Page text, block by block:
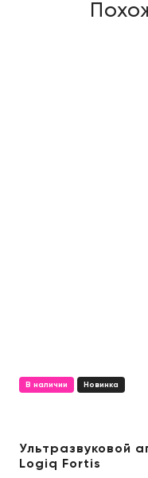
В наличии Новинка
Ультразвуковой
Logiq Fortis